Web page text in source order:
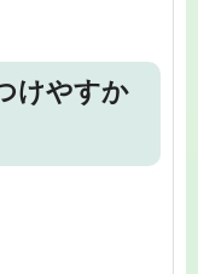
けやすか